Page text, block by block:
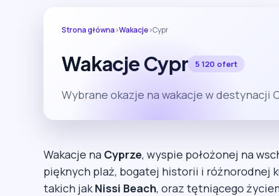
Strona główna›Wakacje›Cypr
Wakacje Cypr 5 120 ofert
Wybrane okazje na wakacje w destynacji
Wakacje na Cyprze, wyspie położonej na
pięknych plaż, bogatej historii i różnorodnej
takich jak Nissi Beach, oraz tętniącego